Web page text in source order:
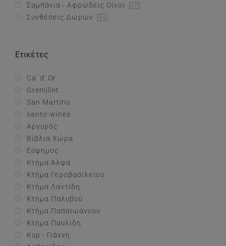
Σαμπάνια - Αφρώδεις Οίνοι 22
Συνθέσεις Δώρων 33
Ετικέτες
Ca' d' Or
Gremillet
San Martino
santo-wines
Αργυρός
Βίβλια Χώρα
Εύφημος
Κτήμα Άλφα
Κτήμα Γεροβασιλείου
Κτήμα Λαντίδη
Κτήμα Παλυβού
Κτήμα Παπαϊωάννου
Κτήμα Παυλίδη
Κυρ - Γιάννη